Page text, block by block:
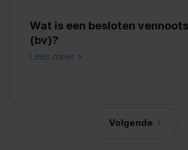
Wat is een besloten
(bv)?
Lees meer >
Volgende